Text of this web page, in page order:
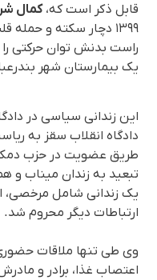
قابل ذکر است که،کمال
١٣٩٩ دچار سکته و
راست بدنش توان حرکتی را
یک بیمارستان شهر
دادگاه انقلاب سقز به
تبعید به زندان میناب
یک زندانی شامل مرخصی،
ارتباطات دیگر محروم شد.
اعتصاب غذا، برادر و